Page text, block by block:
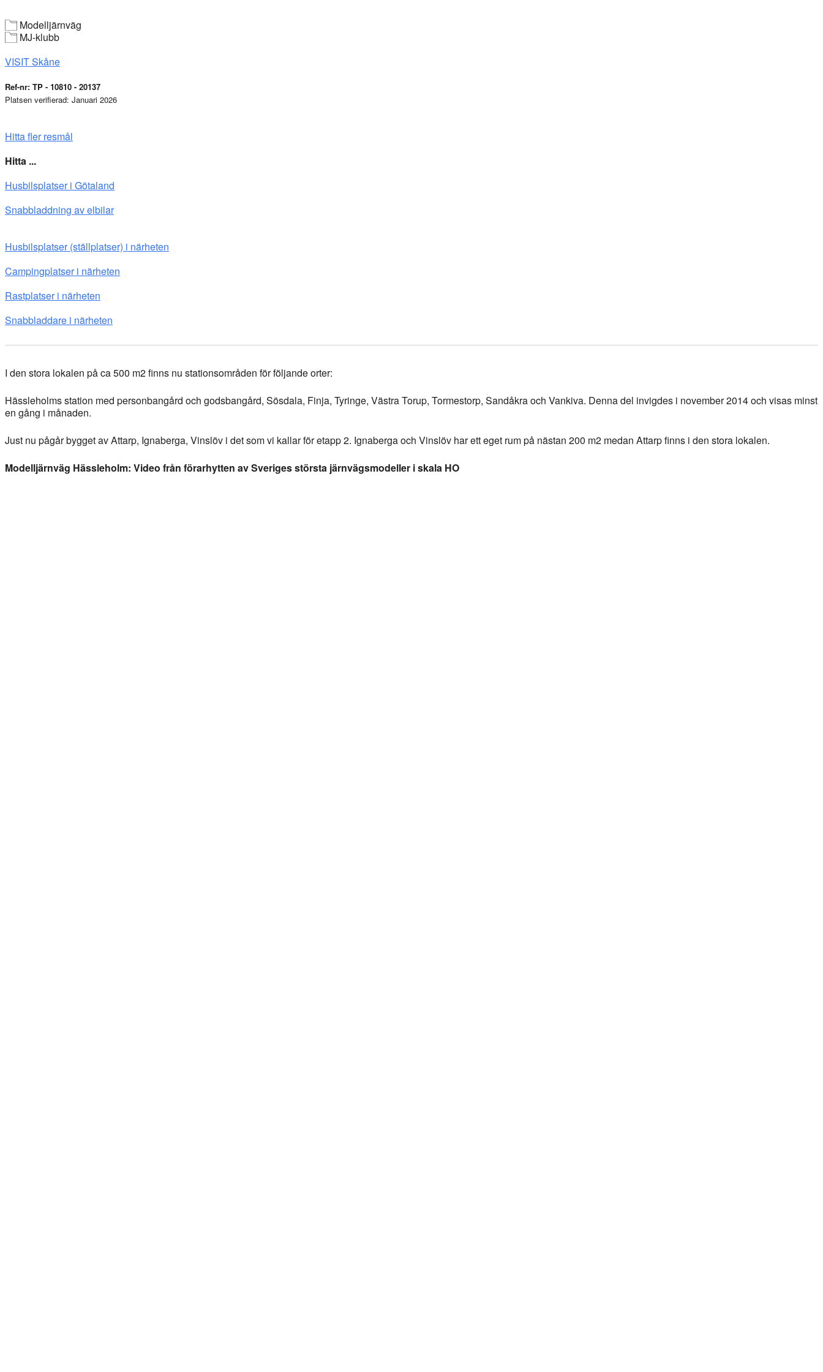
Modelljärnväg
MJ-klubb
VISIT Skåne
Ref-nr: TP - 10810 - 20137
Platsen verifierad: Januari 2026
Hitta fler resmål
Hitta ...
Husbilsplatser i Götaland
Snabbladdning av elbilar
Husbilsplatser (ställplatser) i närheten
Campingplatser i närheten
Rastplatser i närheten
Snabbladdare i närheten
I den stora lokalen på ca 500 m2 finns nu stationsområden för följande orter:
Hässleholms station med personbangård och godsbangård, Sösdala, Finja, Tyringe, Västra Torup, Tormestorp, Sandåkra och Vankiva. Denna del invigdes i november 2014 och visas minst
en gång i månaden.
Just nu pågår bygget av Attarp, Ignaberga, Vinslöv i det som vi kallar för etapp 2. Ignaberga och Vinslöv har ett eget rum på nästan 200 m2 medan Attarp finns i den stora lokalen.
Modelljärnväg Hässleholm: Video från förarhytten av Sveriges största järnvägsmodeller i skala HO